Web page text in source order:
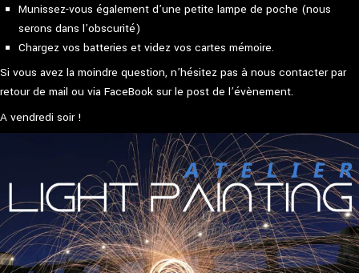
Munissez-vous également d’une petite lampe de poche (nous
serons dans l’obscurité)
Chargez vos batteries et videz vos cartes mémoire.
Si vous avez la moindre question, n’hésitez pas à nous contacter par
retour de mail ou via FaceBook sur le post de l’évènement.
A vendredi soir !